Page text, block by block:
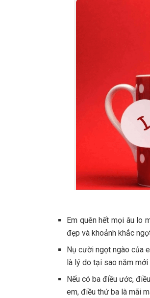
Em quên hết mọi âu lo
đẹp và khoảnh khắc
Nụ cười ngọt ngào của
là lý do tại sao năm
Nếu có ba điều ước,
em, điều thứ ba là mãi